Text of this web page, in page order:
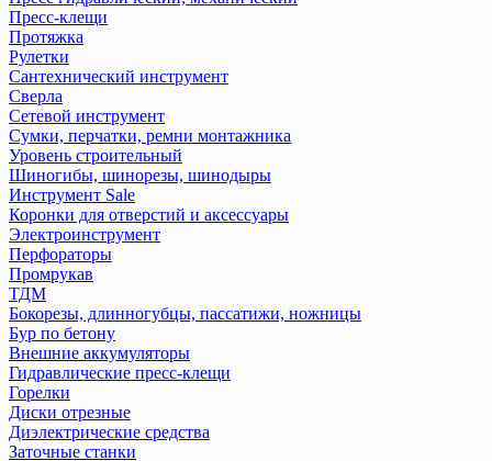
Пресс-клещи
Протяжка
Рулетки
Сантехнический инструмент
Сверла
Сетевой инструмент
Сумки, перчатки, ремни монтажника
Уровень строительный
Шиногибы, шинорезы, шинодыры
Инструмент Sale
Коронки для отверстий и аксессуары
Электроинструмент
Перфораторы
Промрукав
ТДМ
Бокорезы, длинногубцы, пассатижи, ножницы
Бур по бетону
Внешние аккумуляторы
Гидравлические пресс-клещи
Горелки
Диски отрезные
Диэлектрические средства
Заточные станки